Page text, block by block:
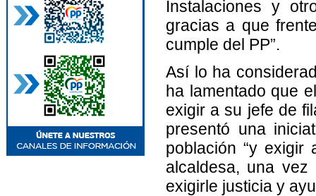
Instalaciones y
gracias a que
cumple del PP”.
Así lo ha
ha lamentado que
exigir a su jefe de
presentó una
población “y exigir
alcaldesa, una
exigirle justicia y